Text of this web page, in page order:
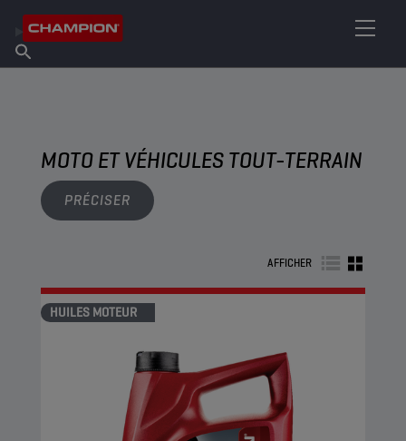
À propos de Champion
Trouver un point de vente
MOTO ET VÉHICULES TOUT-TERRAIN
PRÉCISER
AFFICHER
HUILES MOTEUR